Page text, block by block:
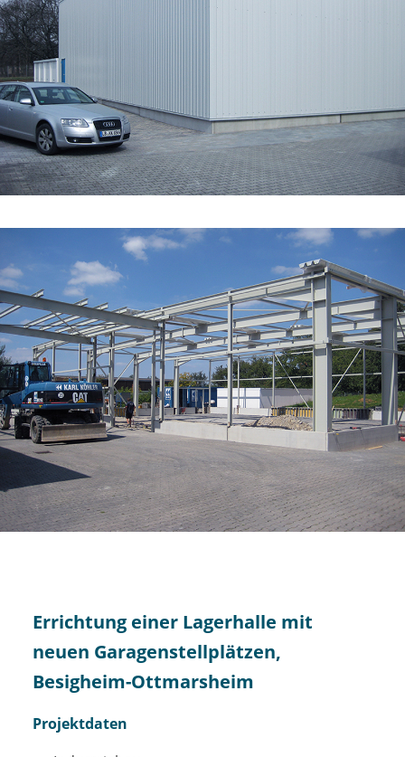
Errichtung einer Lagerhalle mit
neuen Garagenstellplätzen,
Besigheim-Ottmarsheim
Projektdaten